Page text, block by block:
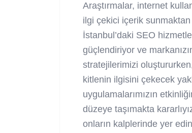
Araştırmalar, internet
ilgi çekici içerik
İstanbul’daki SEO
güçlendiriyor ve
stratejilerimizi
kitlenin ilgisini çekecek
uygulamalarımızın
düzeye taşımakta
onların kalplerinde yer